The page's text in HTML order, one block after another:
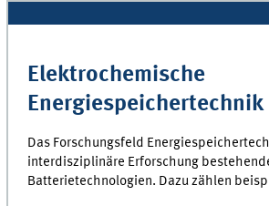
Elektrochemische
Energiespeichertechnik
Das Forschungsfeld
interdisziplinäre Erforschung
Batterietechnologien. Dazu zählen